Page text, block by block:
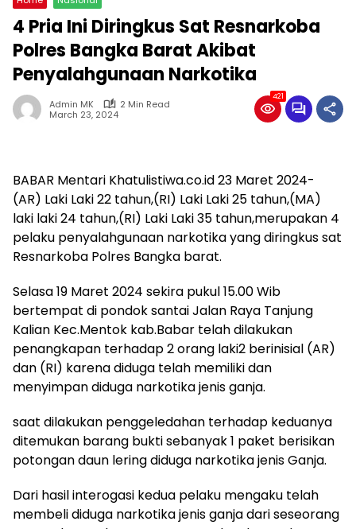
4 Pria Ini Diringkus Sat Resnarkoba
Polres Bangka Barat Akibat
Penyalahgunaan Narkotika
Admin MK
2 Min Read
March 23, 2024
421
BABAR Mentari Khatulistiwa.co.id 23 Maret 2024-
(AR) Laki Laki 22 tahun,(RI) Laki Laki 25 tahun,(MA)
laki laki 24 tahun,(RI) Laki Laki 35 tahun,merupakan 4
pelaku penyalahgunaan narkotika yang diringkus sat
Resnarkoba Polres Bangka barat.
Selasa 19 Maret 2024 sekira pukul 15.00 Wib
bertempat di pondok santai Jalan Raya Tanjung
Kalian Kec.Mentok kab.Babar telah dilakukan
penangkapan terhadap 2 orang laki2 berinisial (AR)
dan (RI) karena diduga telah memiliki dan
menyimpan diduga narkotika jenis ganja.
saat dilakukan penggeledahan terhadap keduanya
ditemukan barang bukti sebanyak 1 paket berisikan
potongan daun lering diduga narkotika jenis Ganja.
Dari hasil interogasi kedua pelaku mengaku telah
membeli diduga narkotika jenis ganja dari seseorang